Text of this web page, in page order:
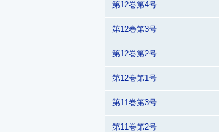
第12巻第4号
第12巻第3号
第12巻第2号
第12巻第1号
第11巻第3号
第11巻第2号